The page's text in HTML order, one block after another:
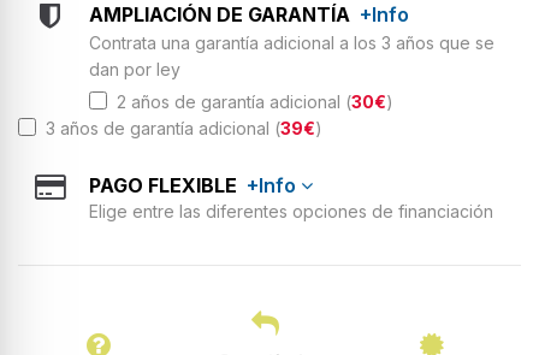
AMPLIACIÓN DE GARANTÍA +Info
Contrata una garantía adicional a los 3 años que se
dan por ley
2 años de garantía adicional (30€)
3 años de garantía adicional (39€)
PAGO FLEXIBLE +Info
Elige entre las diferentes opciones de financiación